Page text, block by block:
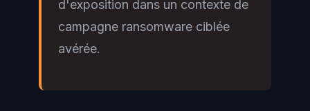
d'exposition dans un contexte de
campagne ransomware ciblée
avérée.